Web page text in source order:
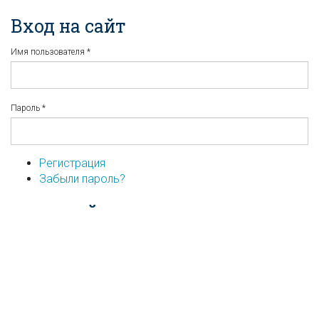
Вход на сайт
Имя пользователя *
Пароль *
Регистрация
Забыли пароль?
...или войдите используя